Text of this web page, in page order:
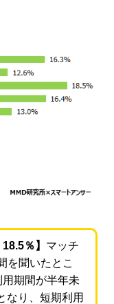
％】 マッチ
を聞いたとこ
期間が半年未
なり、短期利用